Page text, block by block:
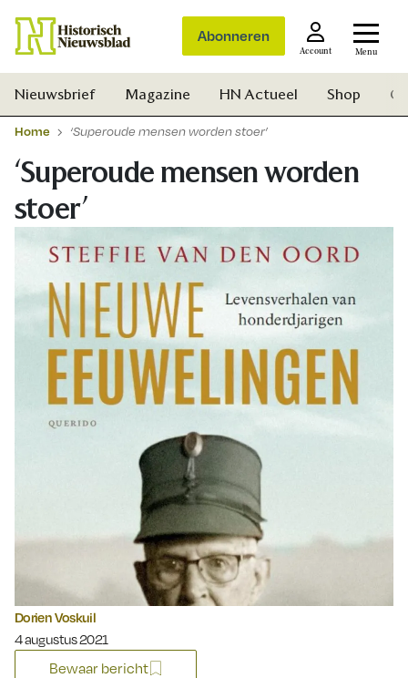
Abonneren
Account Menu
Zoek
Nieuwsbrief Magazine HN Actueel Shop
Home ‘Superoude mensen worden stoer’
‘Superoude mensen worden
stoer’
Dorien Voskuil
Gepubliceerd op:
4 augustus 2021
Bewaar bericht